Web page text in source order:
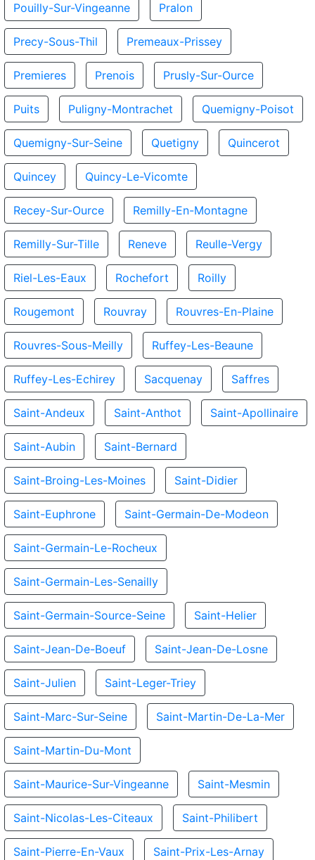
Pouilly-Sur-Vingeanne Pralon
Precy-Sous-Thil Premeaux-Prissey
Premieres Prenois Prusly-Sur-Ource
Puits Puligny-Montrachet Quemigny-Poisot
Quemigny-Sur-Seine Quetigny Quincerot
Quincey Quincy-Le-Vicomte
Recey-Sur-Ource Remilly-En-Montagne
Remilly-Sur-Tille Reneve Reulle-Vergy
Riel-Les-Eaux Rochefort Roilly
Rougemont Rouvray Rouvres-En-Plaine
Rouvres-Sous-Meilly Ruffey-Les-Beaune
Ruffey-Les-Echirey Sacquenay Saffres
Saint-Andeux Saint-Anthot Saint-Apollinaire
Saint-Aubin Saint-Bernard
Saint-Broing-Les-Moines Saint-Didier
Saint-Euphrone Saint-Germain-De-Modeon
Saint-Germain-Le-Rocheux
Saint-Germain-Les-Senailly
Saint-Germain-Source-Seine Saint-Helier
Saint-Jean-De-Boeuf Saint-Jean-De-Losne
Saint-Julien Saint-Leger-Triey
Saint-Marc-Sur-Seine Saint-Martin-De-La-Mer
Saint-Martin-Du-Mont
Saint-Maurice-Sur-Vingeanne Saint-Mesmin
Saint-Nicolas-Les-Citeaux Saint-Philibert
Saint-Pierre-En-Vaux Saint-Prix-Les-Arnay